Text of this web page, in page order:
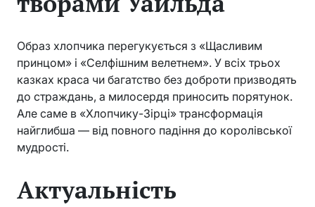
Образ хлопчика перегукується з «Щасливим
принцом» і «Селфішним велетнем». У всіх трьох
казках краса чи багатство без доброти призводять
до страждань, а милосердя приносить порятунок.
Але саме в «Хлопчику-Зірці» трансформація
найглибша — від повного падіння до королівської
мудрості.
Актуальність